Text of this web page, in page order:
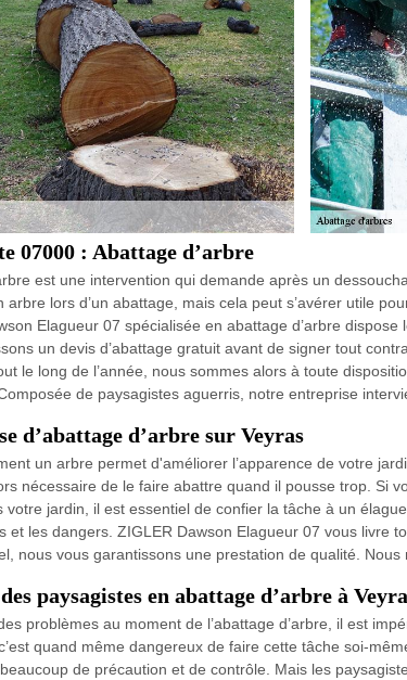
07000 : Abattage d’arbre
est une intervention qui demande après un
arbre lors d’un abattage, mais cela peut s’avérer utile
Elagueur 07 spécialisée en abattage d’arbre
un devis d’abattage gratuit avant de signer tout
le long de l’année, nous sommes alors à toute
de paysagistes aguerris, notre entreprise
d’abattage d’arbre sur Veyras
un arbre permet d'améliorer l’apparence de votre
nécessaire de le faire abattre quand il pousse trop. Si
votre jardin, il est essentiel de confier la tâche à un
et les dangers. ZIGLER Dawson Elagueur 07 vous livre
nous vous garantissons une prestation de qualité. Nous
paysagistes en abattage d’arbre à
problèmes au moment de l’abattage d’arbre, il est
quand même dangereux de faire cette tâche soi-
de précaution et de contrôle. Mais les